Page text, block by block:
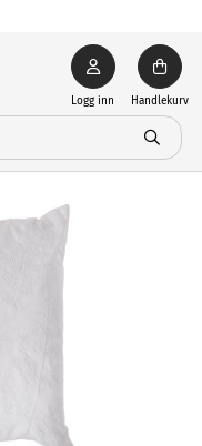
Logg inn Handlekurv